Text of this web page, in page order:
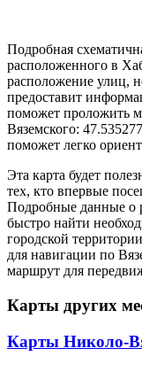
Подробная
расположенного в
расположение улиц,
предоставит
поможет проложить
Вяземского:
поможет легко
Эта карта будет
тех, кто впервые
Подробные данные о
быстро найти
городской
для навигации по
маршрут для
Карты других
Карты Николо-